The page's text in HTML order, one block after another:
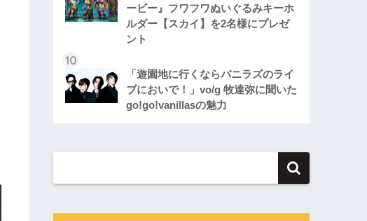
ービー』フワフワぬいぐるみキーホ
ルダー【スカイ】を2名様にプレゼ
ント
「遊園地に行くならバニラズのライ
ブにおいで！」vo/g 牧達弥に聞いた
go!go!vanillasの魅力